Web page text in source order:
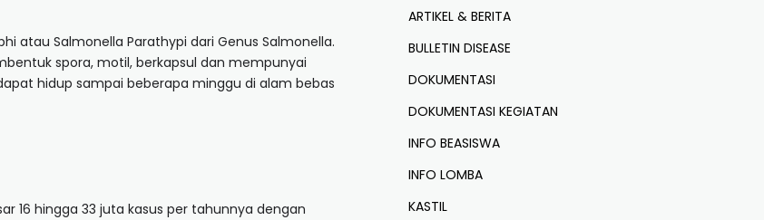
atau Salmonella Parathypi dari Genus Salmonella.
spora, motil, berkapsul dan mempunyai
hidup sampai beberapa minggu di alam bebas
16 hingga 33 juta kasus per tahunnya dengan
ARTIKEL & BERITA
BULLETIN DISEASE
DOKUMENTASI
DOKUMENTASI KEGIATAN
INFO BEASISWA
INFO LOMBA
KASTIL